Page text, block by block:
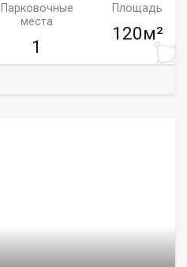
Парковочные
места
1
Площадь
120м²